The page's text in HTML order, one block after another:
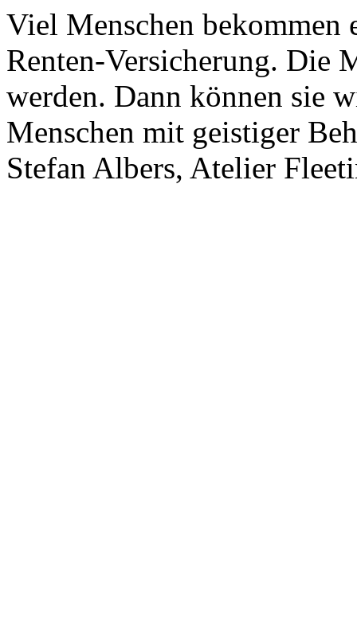
Viel Menschen bekommen
Renten-Versicherung. Die
werden. Dann können sie
Menschen mit geistiger
Stefan Albers, Atelier